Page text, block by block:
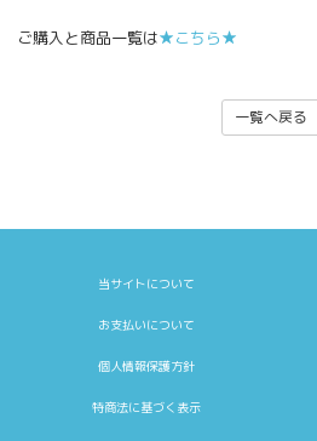
ご購入と商品一覧は★こちら★
一覧へ戻る
当サイトについて
お支払いについて
個人情報保護方針
特商法に基づく表示